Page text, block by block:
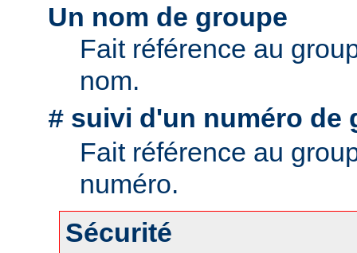
Un nom de groupe
Fait référence au
nom.
# suivi d'un numéro de
Fait référence au
numéro.
Sécurité